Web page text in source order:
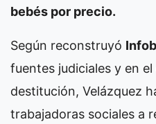
bebés por precio.
Según reconstruyó
fuentes judiciales y en
destitución, Velázquez
trabajadoras sociales a